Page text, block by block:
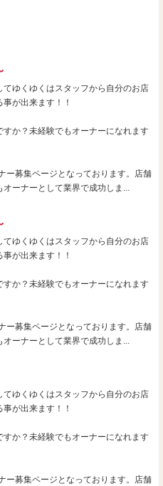
てゆくゆくはスタッフから自分のお店
が出来ます！！
か？未経験でもオーナーになれます
ー募集ページとなっております。店舗
オーナーとして業界で成功しま...
てゆくゆくはスタッフから自分のお店
が出来ます！！
か？未経験でもオーナーになれます
ー募集ページとなっております。店舗
オーナーとして業界で成功しま...
てゆくゆくはスタッフから自分のお店
が出来ます！！
か？未経験でもオーナーになれます
ー募集ページとなっております。店舗